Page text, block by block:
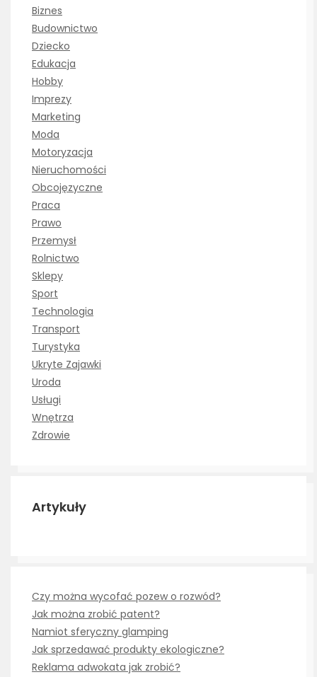
Biznes
Budownictwo
Dziecko
Edukacja
Hobby
Imprezy
Marketing
Moda
Motoryzacja
Nieruchomości
Obcojęzyczne
Praca
Prawo
Przemysł
Rolnictwo
Sklepy
Sport
Technologia
Transport
Turystyka
Ukryte Zajawki
Uroda
Usługi
Wnętrza
Zdrowie
Artykuły
Czy można wycofać pozew o rozwód?
Jak można zrobić patent?
Namiot sferyczny glamping
Jak sprzedawać produkty ekologiczne?
Reklama adwokata jak zrobić?